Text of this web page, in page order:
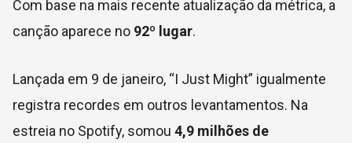
Com base na mais recente atualização da métrica, a
canção aparece no 92º lugar.
Lançada em 9 de janeiro, “I Just Might” igualmente
registra recordes em outros levantamentos. Na
estreia no Spotify, somou 4,9 milhões de